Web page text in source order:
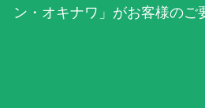
ン・オキナワ」がお客様のご